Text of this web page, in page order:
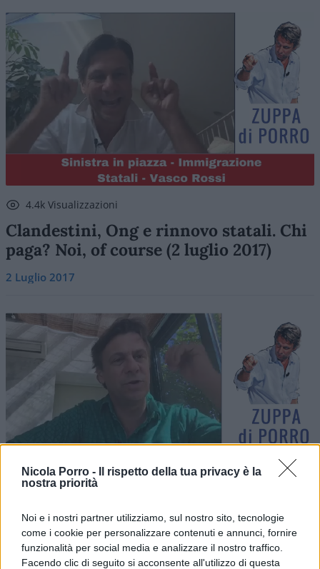
Nicola Porro -
Il rispetto della tua privacy è la
nostra priorità
Noi e i nostri partner utilizziamo, sul nostro sito, tecnologie
come i cookie per personalizzare contenuti e annunci, fornire
funzionalità per social media e analizzare il nostro traffico.
Facendo clic di seguito si acconsente all'utilizzo di questa
4.4k Visualizzazioni
Clandestini, Ong e rinnovo statali. Chi
paga? Noi, of course (2 luglio 2017)
2 Luglio 2017
“L’Italia non va lasciata sola”, Junker e
Merkel ma andate a… (1 luglio 2017)